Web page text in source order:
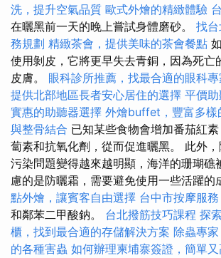
洗，提升空氣品質 歐式外燴的精緻體驗
在曬黑前一天的晚上嘗試身體磨砂。 找
務規劃 精緻茶會，提供美味的茶會餐點
使用剝皮，它將更早失去青銅，因為死亡
皮膚。 眼科診所推薦，找最合適的眼科專
提供北部地區長者安心居住的選擇 平價
實惠的助聽器選擇 外燴buffet，豐富多樣
與整骨結合 已知某些食物會增加番茄紅
蔔素和抗氧化劑，從而促進曬黑。 此外
污染問題變得越來越明顯，海洋的珊瑚礁
慮的是防曬霜，需要避免使用一些活躍的
點外燴，讓賓客自由選擇 台中市按摩服務
和鄰苯二甲酸鈉。 台北撥筋技巧課程 探
櫃，找到最合適的存儲解決方案 除蟲專
的各種害蟲 如何辦理柬埔寨簽證，簡單又